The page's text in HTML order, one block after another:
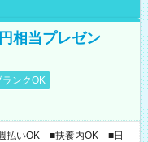
相当プレゼン
ランクOK
払いOK ■扶養内OK ■日